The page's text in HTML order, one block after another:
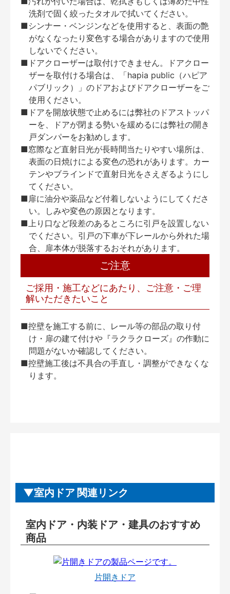
洗剤で固く絞ったタオルで拭いてください。
■シンナー・ベンジンなどを使用すると、表面の艶
がなくなったり変色する場合がありますので使用
しないでください。
■ドアクローザーは取付けできません。ドアクロー
ザーを取付ける場合は、「hapia public（ハピア
パブリック）」のドアおよびドアクローザーをご
使用ください。
■ドアを開放状態で止めるには弊社のドアストッパ
ーを、ドアが閉まる勢いを緩めるには弊社の開き
戸ダンパーをお勧めします。
■窓際など直射日光が長時間当たりやすい場所は、
表面の日焼けによる変色の恐れがあります。カー
テンやブラインドで直射日光をさえぎるようにし
てください。
■扉に油分や薬品など付着しないようにしてくださ
い。しみや変色の原因となります。
■上り口など段差のあるところに引戸を設置しない
でください。引戸の下車が下レールから外れた場
合、扉本体が脱落するおそれがあります。
ご注意
ご採用・施工などにあたり、ご注意・ご理
解いただきたいこと
■控壁を施工する前に、レール等の部品の取り付
け・扉の建て付けや『ラクラクローズ』の作動に
問題がないか確認してください。
■控壁施工後は不具合の手直し・調整ができなくな
ります。
室内ドア 関連リンク
室内ドア・内装ドア・建具のおすすめ
商品
片開きドア